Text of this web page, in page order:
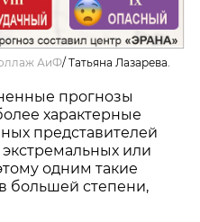
АиФ/Татьяна Лазарева.
прогнозы
характерные
представителей
или
одним такие
большей степени,